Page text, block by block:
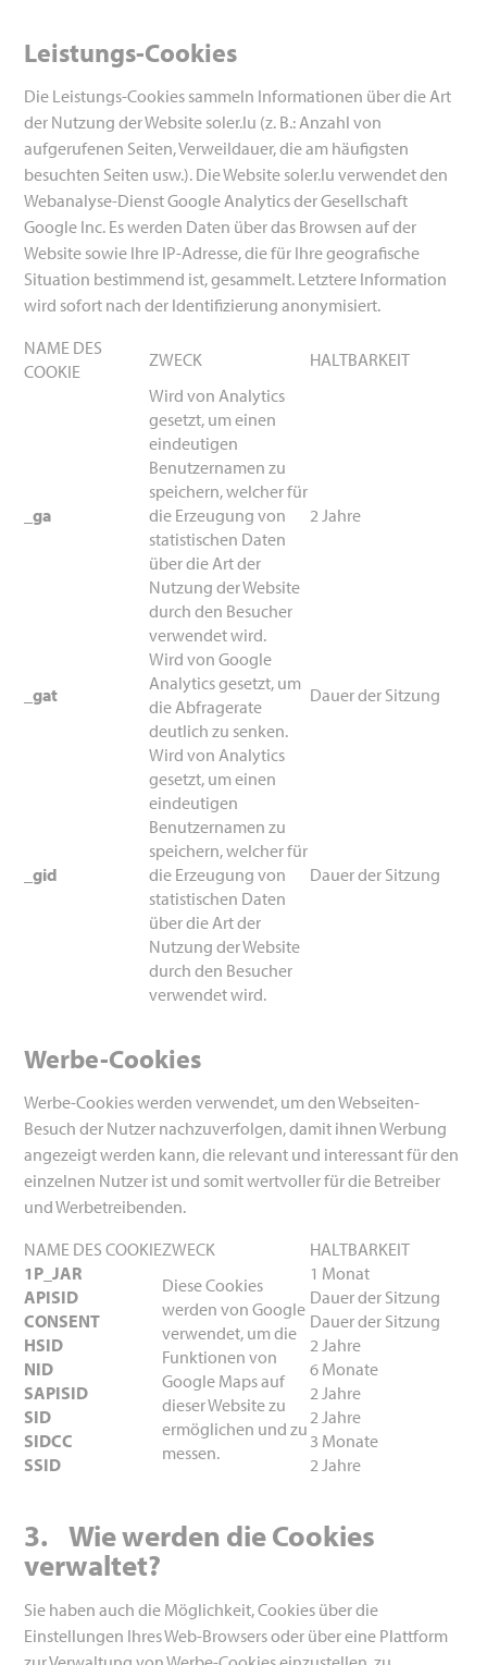
Leistungs-Cookies
Die Leistungs-Cookies sammeln Informationen über die Art
der Nutzung der Website soler.lu (z. B.: Anzahl von
aufgerufenen Seiten, Verweildauer, die am häufigsten
besuchten Seiten usw.). Die Website soler.lu verwendet den
Webanalyse-Dienst Google Analytics der Gesellschaft
Google Inc. Es werden Daten über das Browsen auf der
Website sowie Ihre IP-Adresse, die für Ihre geografische
Situation bestimmend ist, gesammelt. Letztere Information
wird sofort nach der Identifizierung anonymisiert.
NAME DES
COOKIE
ZWECK HALTBARKEIT
_ga
Wird von Analytics
gesetzt, um einen
eindeutigen
Benutzernamen zu
speichern, welcher für
die Erzeugung von
statistischen Daten
über die Art der
Nutzung der Website
durch den Besucher
verwendet wird.
2 Jahre
_gat
Wird von Google
Analytics gesetzt, um
die Abfragerate
deutlich zu senken.
Dauer der Sitzung
_gid
Wird von Analytics
gesetzt, um einen
eindeutigen
Benutzernamen zu
speichern, welcher für
die Erzeugung von
statistischen Daten
über die Art der
Nutzung der Website
durch den Besucher
verwendet wird.
Dauer der Sitzung
Werbe-Cookies
Werbe-Cookies werden verwendet, um den Webseiten-
Besuch der Nutzer nachzuverfolgen, damit ihnen Werbung
angezeigt werden kann, die relevant und interessant für den
einzelnen Nutzer ist und somit wertvoller für die Betreiber
und Werbetreibenden.
NAME DES COOKIEZWECK
HALTBARKEIT
1P_JAR
Diese Cookies
werden von Google
verwendet, um die
Funktionen von
Google Maps auf
dieser Website zu
ermöglichen und zu
messen.
1 Monat
APISID
Dauer der Sitzung
CONSENT
Dauer der Sitzung
HSID
2 Jahre
NID
6 Monate
SAPISID
2 Jahre
SID
2 Jahre
SIDCC
3 Monate
SSID
2 Jahre
3.Wie werden die Cookies
verwaltet?
Sie haben auch die Möglichkeit, Cookies über die
Einstellungen Ihres Web-Browsers oder über eine Plattform